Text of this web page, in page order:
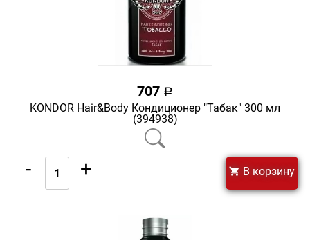
707 a
KONDOR Hair&Body Кондиционер "Табак" 300 мл
(394938)
- + В корзину